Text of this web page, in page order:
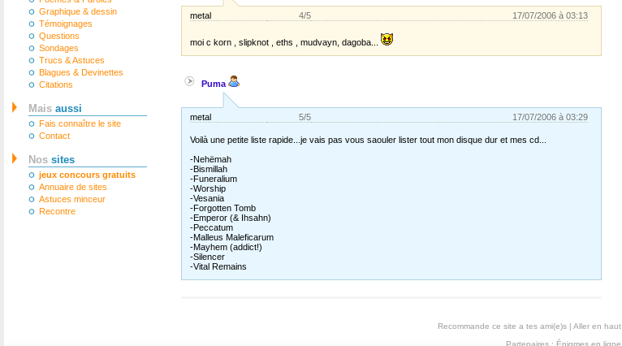
Graphique & dessin
Témoignages
Questions
Sondages
Trucs & Astuces
Blagues & Devinettes
Citations
Mais aussi
Fais connaître le site
Contact
Nos sites
jeux concours gratuits
Annuaire de sites
Astuces minceur
Recontre
metal 4/5 17/07/2006 à 03:13
moi c korn , slipknot , eths , mudvayn, dagoba...
Puma
metal 5/5 17/07/2006 à 03:29
Voilà une petite liste rapide...je vais pas vous saouler lister tout mon disque dur et mes cd...
-Nehëmah
-Bismillah
-Funeralium
-Worship
-Vesania
-Forgotten Tomb
-Emperor (& Ihsahn)
-Peccatum
-Malleus Maleficarum
-Mayhem (addict!)
-Silencer
-Vital Remains
Recommande ce site a tes ami(e)s | Aller en haut
Partenaires : Énigmes en ligne